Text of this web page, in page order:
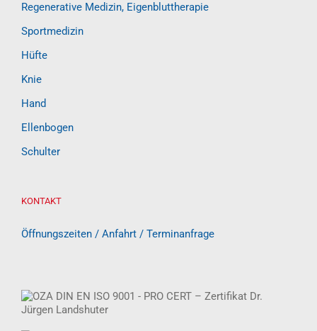
Regenerative Medizin, Eigenbluttherapie
Sportmedizin
Hüfte
Knie
Hand
Ellenbogen
Schulter
KONTAKT
Öffnungszeiten / Anfahrt / Terminanfrage